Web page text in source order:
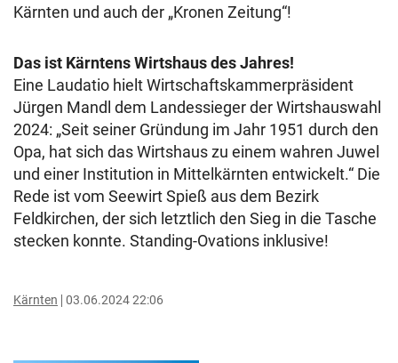
Kärnten und auch der „Kronen Zeitung“!
Das ist Kärntens Wirtshaus des Jahres!
Eine Laudatio hielt Wirtschaftskammerpräsident
Jürgen Mandl dem Landessieger der Wirtshauswahl
2024: „Seit seiner Gründung im Jahr 1951 durch den
Opa, hat sich das Wirtshaus zu einem wahren Juwel
und einer Institution in Mittelkärnten entwickelt.“ Die
Rede ist vom Seewirt Spieß aus dem Bezirk
Feldkirchen, der sich letztlich den Sieg in die Tasche
stecken konnte. Standing-Ovations inklusive!
Kärnten 03.06.2024 22:06